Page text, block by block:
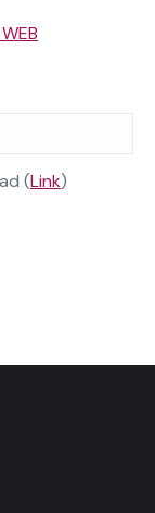
(Link)